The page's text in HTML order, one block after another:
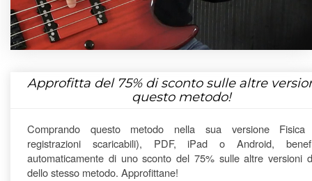
Approfitta del 75%di sconto sulle altre
questo metodo!
Comprando questo metodo nella sua versione Fisica
registrazioni scaricabili), PDF, iPad o Android,
automaticamente di uno sconto del 75% sulle altre versioni
dello stesso metodo. Approfittane!